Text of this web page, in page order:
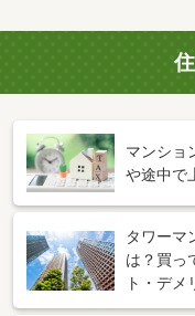
マンショ
や途中で
タワーマ
は？買っ
ト・デメ